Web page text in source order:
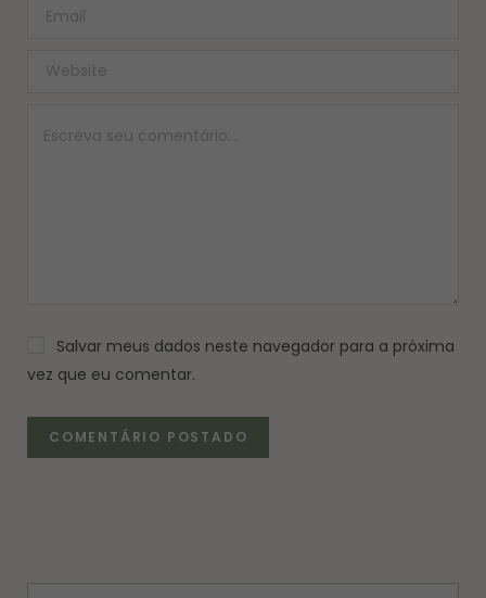
Salvar meus dados neste navegador para a próxima
vez que eu comentar.